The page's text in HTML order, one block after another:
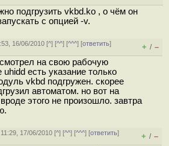
подгрузить vkbd.ko , о чём он
с опцией -v.
16/06/2010 [^] [^^] [^^^] [ответить]
+ / –
на свою рабочую
есть указание только
vkbd подгружен. скорее
автоматом. но вот на
этого не произошло. завтра
17/06/2010 [^] [^^] [^^^] [ответить]
+ / –